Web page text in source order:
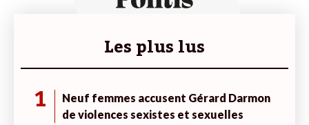
Les plus lus
1
Neuf femmes accusent Gérard Darmon
de violences sexistes et sexuelles